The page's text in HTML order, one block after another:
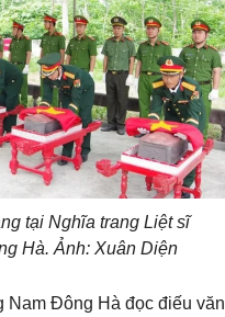
tại Nghĩa trang Liệt sĩ
Hà. Ảnh: Xuân Diện
Nam Đông Hà đọc điếu văn